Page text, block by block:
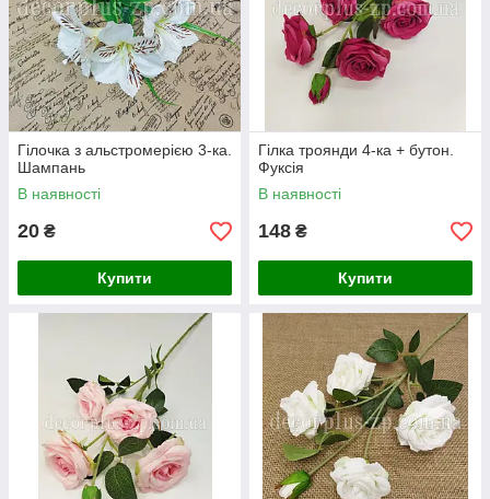
Гілочка з альстромерією 3-ка.
Шампань
В наявності
20 ₴
Купити
Гілка троянди 4-ка + бутон.
Фуксія
В наявності
148 ₴
Купити